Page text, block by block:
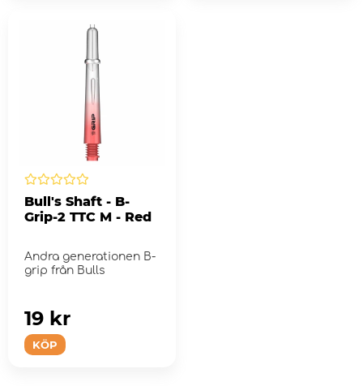
Bull's Shaft - B-
Grip-2 TTC M - Red
Andra generationen B-
grip från Bulls
KÖP
19 kr